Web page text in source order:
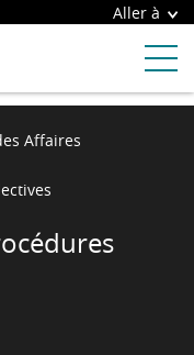
Aller à
Affaires